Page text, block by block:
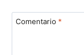
Comentario *